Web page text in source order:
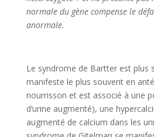
normale du gène compense le
anormale.
Le syndrome de Bartter est plus
manifeste le plus souvent en
nourrisson et est associé à une
d’urine augmenté), une
augmenté de calcium dans les